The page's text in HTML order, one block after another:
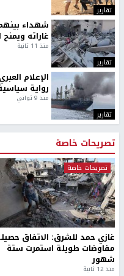
تقارير
تقارير
شهداء
غاراته
منذ 11 ثانية
تقارير
الإعلام
رواية
منذ 9 ثواني
تصريحات خاصة
تصريحات خاصة
غازي حمد للشرق: الاتفاق
مفاوضات طويلة استمرت ستة
شهور
منذ 12 ثانية